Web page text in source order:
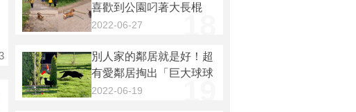
喜歡到公園叼著大長棍
走，還懂的「運棍」閃避
2022-06-27
別人家的鄰居就是好！超
有愛鄰居掏出「巨大球球
發射器」，與圍欄後方的
2022-06-19